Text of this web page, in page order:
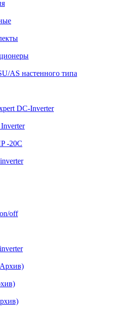
AS настенного типа
DC-Inverter
-20C
off